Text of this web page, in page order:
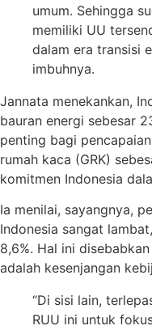
umum. Sehingga
memiliki UU
dalam era transisi
imbuhnya.
Jannata menekankan,
bauran energi sebesar
penting bagi
rumah kaca (GRK)
komitmen Indonesia
Ia menilai, sayangnya,
Indonesia sangat
8,6%. Hal ini
adalah kesenjangan
“Di sisi lain,
RUU ini untuk